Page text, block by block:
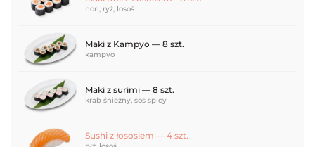
nori, ryż, łosoś
Maki z Kampyo — 8 szt.
kampyo
Maki z surimi — 8 szt.
krab śnieżny, sos spicy
Sushi z łososiem — 4 szt.